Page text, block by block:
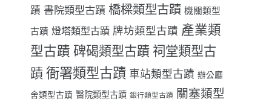
蹟 書院類型古蹟 橋樑類型古蹟 機關類型
古蹟 燈塔類型古蹟 牌坊類型古蹟 產業類
型古蹟 碑碣類型古蹟 祠堂類型古
蹟 衙署類型古蹟 車站類型古蹟 辦公廳
舍類型古蹟 醫院類型古蹟 銀行類型古蹟 關塞類型